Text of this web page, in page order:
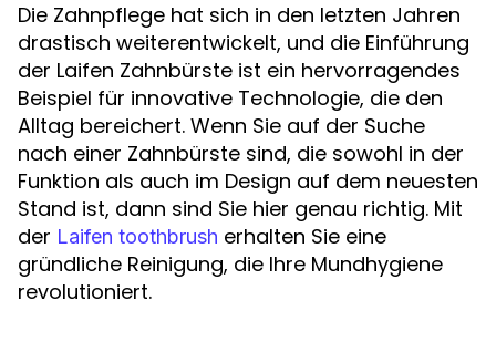
Die Zahnpflege hat sich in den letzten Jahren
drastisch weiterentwickelt, und die Einführung
der Laifen Zahnbürste ist ein hervorragendes
Beispiel für innovative Technologie, die den
Alltag bereichert. Wenn Sie auf der Suche
nach einer Zahnbürste sind, die sowohl in der
Funktion als auch im Design auf dem neuesten
Stand ist, dann sind Sie hier genau richtig. Mit
der Laifen toothbrush erhalten Sie eine
gründliche Reinigung, die Ihre Mundhygiene
revolutioniert.